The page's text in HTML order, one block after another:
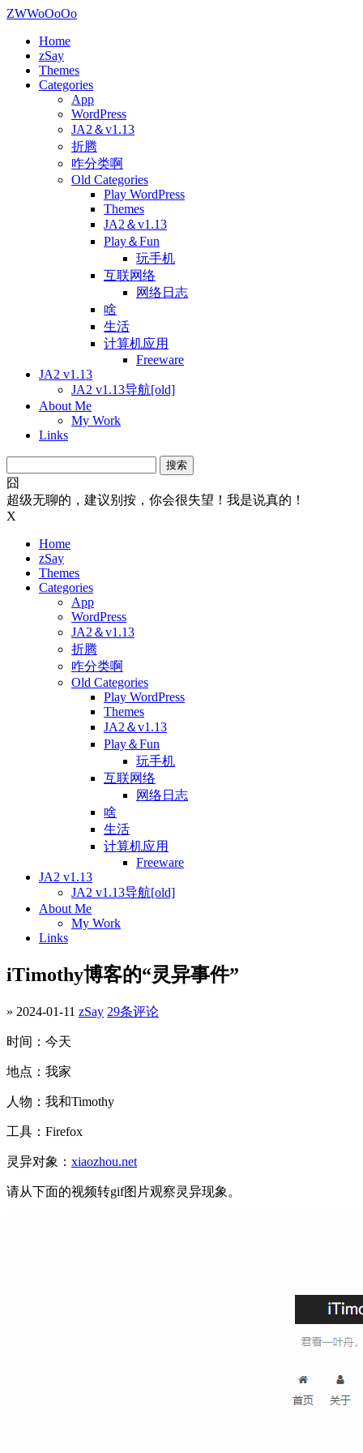
ZWWoOoOo
Home
zSay
Themes
Categories
App
WordPress
JA2＆v1.13
折腾
咋分类啊
Old Categories
Play WordPress
Themes
JA2＆v1.13
Play＆Fun
玩手机
互联网络
网络日志
啥
生活
计算机应用
Freeware
JA2 v1.13
JA2 v1.13导航[old]
About Me
My Work
Links
索：
囧
超级无聊的，建议别按，你会很失望！我是说真的！
X
Home
zSay
Themes
Categories
App
WordPress
JA2＆v1.13
折腾
咋分类啊
Old Categories
Play WordPress
Themes
JA2＆v1.13
Play＆Fun
玩手机
互联网络
网络日志
啥
生活
计算机应用
Freeware
JA2 v1.13
JA2 v1.13导航[old]
About Me
My Work
Links
iTimothy博客的“灵异事件”
» 2024-01-11 zSay 29条评论
时间：今天
地点：我家
人物：我和Timothy
工具：Firefox
灵异对象： xiaozhou.net
请从下面的视频转gif图片观察灵异现象。